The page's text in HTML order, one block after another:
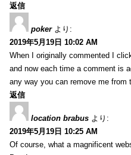
返信
poker より:
2019年5月19日 10:02 AM
When I originally commented I
and now each time a comment is
any way you can remove me from
返信
location brabus より:
2019年5月19日 10:25 AM
Of course, what a magnificent